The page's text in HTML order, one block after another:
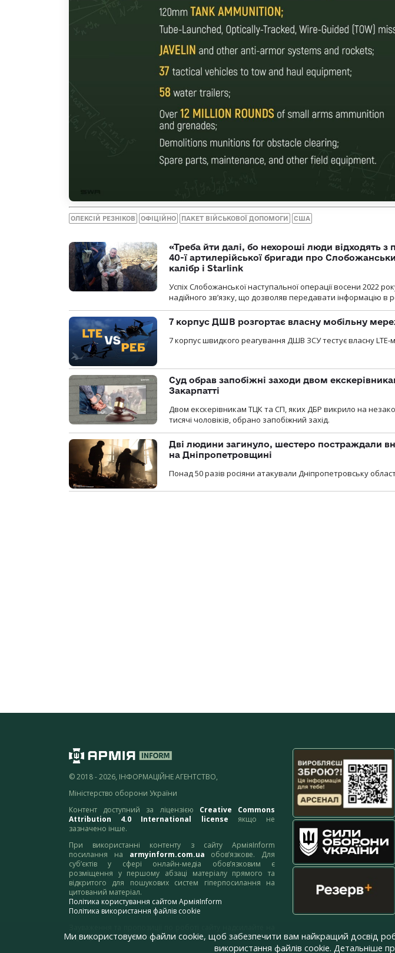
ОЛЕКСІЙ РЕЗНІКОВ ОФІЦІЙНО ПАКЕТ ВІЙСЬКОВОЇ ДОПОМОГИ США
«Треба йти далі, бо нехороші люди відходять з
40-ї артилерійської бригади про
калібр і Starlink
Успіх Слобожанської наступальної операції восени 2022
надійного зв’язку, що дозволяв передавати інформацію в
7 корпус ДШВ розгортає власну мобільну
7 корпус швидкого реагування ДШВ ЗСУ тестує власну LTE-
Суд обрав запобіжні заходи двом
Закарпатті
Двом екскерівникам ТЦК та СП, яких ДБР викрило на
тисячі чоловіків, обрано запобіжний захід.
Дві людини загинуло, шестеро постраждали
на Дніпропетровщині
Понад 50 разів росіяни атакували Дніпропетровську
© 2018 - 2026, ІНФОРМАЦІЙНЕ АГЕНТСТВО,
Міністерство оборони України
Контент доступний за ліцензією Creative Commons
Attribution 4.0 International license якщо не
зазначено інше.
При використанні контенту з сайту АрміяInform
посилання на armyinform.com.ua обов’язкове. Для
суб’єктів у сфері онлайн-медіа обов’язковим є
розміщення у першому абзаці матеріалу прямого та
відкритого для пошукових систем гіперпосилання на
цитований матеріал.
Політика користування сайтом АрміяInform
Політика використання файлів cookie
адресу:webmaster@armyinform.com.ua
Ми використовуємо файли cookie, щоб забезпечити вам найкращий досвід
використання файлів cookie. Детальніше